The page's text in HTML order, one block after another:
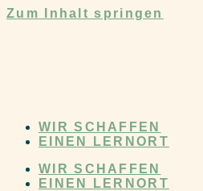
Zum Inhalt springen
WIR SCHAFFEN
EINEN LERNORT
WIR SCHAFFEN
EINEN LERNORT